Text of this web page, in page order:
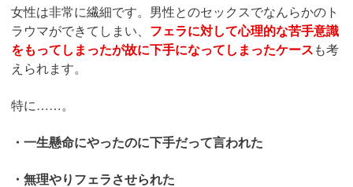
女性は非常に繊細です。男性とのセックスでなんらかのト
ラウマができてしまい、 フェラに対して心理的な苦手意識
をもってしまったが故に下手になってしまったケースも考
えられます。
特に……。
・一生懸命にやったのに下手だって言われた
・無理やりフェラさせられた